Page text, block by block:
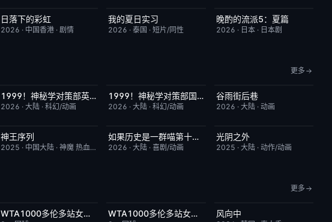
更新至第7集
日落下的彩虹
2026 · 中国香港· 剧情
更新至第09集
我的夏日实习
2026 ·泰国 ·短片/同性
更新至第06集
晚酌的流派5：夏篇
2026 · 日本· 日本剧
更多
更新至第3集 10.01999！神秘学对策部英语
2026 · 大陆· 科幻/动画
更新至第3集 2.0 1999！神秘学对策部国语
2026 ·大陆 ·科幻/动画
更新至第03集
谷雨街后巷
2026 · 大陆· 动画
更新至第202集
神王序列
2025 · 中国大陆· 神魔 热血 都市
更新至第06集 2.0如果历史是一群喵第十三季
2026 ·大陆 ·喜剧/动画
更新至第34集
光阴之外
2025 · 大陆· 动作/动画
更多
今日更新 3.0
WTA1000多伦多站女单第二轮：卡萨金娜VS莱巴金娜 今日更新 5.0
WTA1000多伦多站女单第二轮：戴伊VS高芙 更新至第02集
风向中